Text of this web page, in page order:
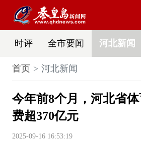
时评 全市要闻 河北新闻
首页 河北新闻
今年前8个月，河北省
费超370亿元
2025-09-16 16:53:19